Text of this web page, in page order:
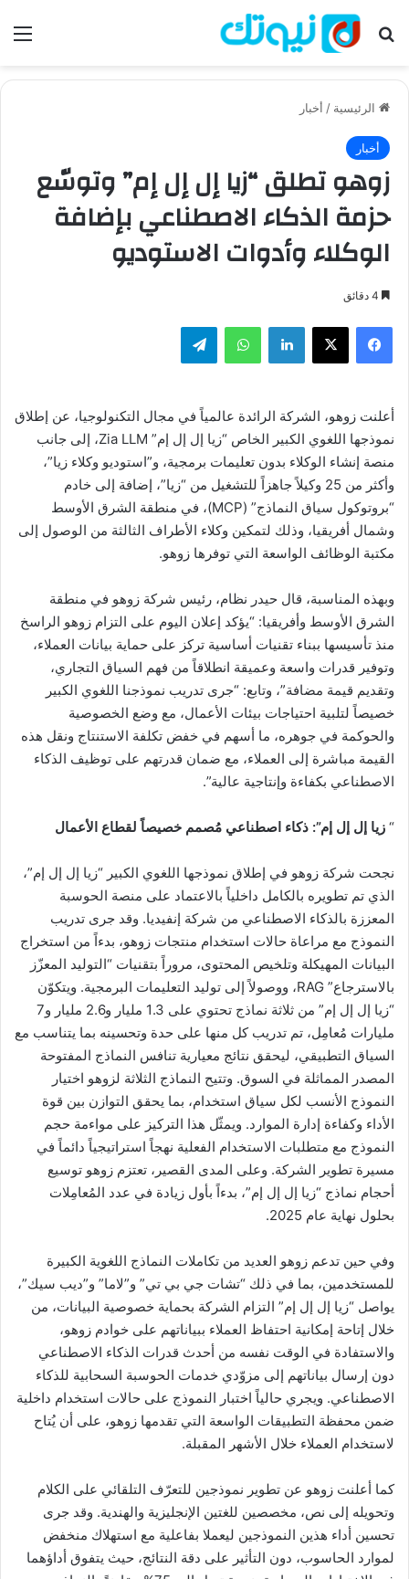
بحث عن
الرئيسية / أخبار
أخبار
زوهو تطلق “زيا إل إل إم” وتوسّع
حزمة الذكاء الاصطناعي بإضافة
الوكلاء وأدوات الاستوديو
فيسبوك ‫X لينكدإن واتساب تيلقرام
أعلنت زوهو، الشركة الرائدة عالمياً في مجال التكنولوجيا، عن إطلاق
نموذجها اللغوي الكبير الخاص “زيا إل إل إم” Zia LLM، إلى جانب
منصة إنشاء الوكلاء بدون تعليمات برمجية، و”استوديو وكلاء زيا”،
وأكثر من 25 وكيلاً جاهزاً للتشغيل من “زيا”، إضافة إلى خادم
“بروتوكول سياق النماذج” (MCP)، في منطقة الشرق الأوسط
وشمال أفريقيا، وذلك لتمكين وكلاء الأطراف الثالثة من الوصول إلى
مكتبة الوظائف الواسعة التي توفرها زوهو.
وبهذه المناسبة، قال حيدر نظام، رئيس شركة زوهو في منطقة
الشرق الأوسط وأفريقيا: “يؤكد إعلان اليوم على التزام زوهو الراسخ
منذ تأسيسها ببناء تقنيات أساسية تركز على حماية بيانات العملاء،
وتوفير قدرات واسعة وعميقة انطلاقاً من فهم السياق التجاري،
وتقديم قيمة مضافة”، وتابع: “جرى تدريب نموذجنا اللغوي الكبير
خصيصاً لتلبية احتياجات بيئات الأعمال، مع وضع الخصوصية
والحوكمة في جوهره، ما أسهم في خفض تكلفة الاستنتاج ونقل هذه
القيمة مباشرة إلى العملاء، مع ضمان قدرتهم على توظيف الذكاء
الاصطناعي بكفاءة وإنتاجية عالية”.
“ زيا إل إل إم”: ذكاء اصطناعي مُصمم خصيصاً لقطاع الأعمال
نجحت شركة زوهو في إطلاق نموذجها اللغوي الكبير “زيا إل إل إم”،
الذي تم تطويره بالكامل داخلياً بالاعتماد على منصة الحوسبة
المعززة بالذكاء الاصطناعي من شركة إنفيديا. وقد جرى تدريب
النموذج مع مراعاة حالات استخدام منتجات زوهو، بدءاً من استخراج
البيانات المهيكلة وتلخيص المحتوى، مروراً بتقنيات “التوليد المعزّز
بالاسترجاع” RAG، ووصولاً إلى توليد التعليمات البرمجية. ويتكوّن
“زيا إل إل إم” من ثلاثة نماذج تحتوي على 1.3 مليار و2.6 مليار و7
مليارات مُعامِل، تم تدريب كل منها على حدة وتحسينه بما يتناسب مع
السياق التطبيقي، ليحقق نتائج معيارية تنافس النماذج المفتوحة
المصدر المماثلة في السوق. وتتيح النماذج الثلاثة لزوهو اختيار
النموذج الأنسب لكل سياق استخدام، بما يحقق التوازن بين قوة
الأداء وكفاءة إدارة الموارد. ويمثّل هذا التركيز على مواءمة حجم
النموذج مع متطلبات الاستخدام الفعلية نهجاً استراتيجياً دائماً في
مسيرة تطوير الشركة. وعلى المدى القصير، تعتزم زوهو توسيع
أحجام نماذج “زيا إل إل إم”، بدءاً بأول زيادة في عدد المُعامِلات
بحلول نهاية عام 2025.
وفي حين تدعم زوهو العديد من تكاملات النماذج اللغوية الكبيرة
للمستخدمين، بما في ذلك “تشات جي بي تي” و”لاما” و”ديب سيك”،
يواصل “زيا إل إل إم” التزام الشركة بحماية خصوصية البيانات، من
خلال إتاحة إمكانية احتفاظ العملاء ببياناتهم على خوادم زوهو،
والاستفادة في الوقت نفسه من أحدث قدرات الذكاء الاصطناعي
دون إرسال بياناتهم إلى مزوّدي خدمات الحوسبة السحابية للذكاء
الاصطناعي. ويجري حالياً اختبار النموذج على حالات استخدام داخلية
ضمن محفظة التطبيقات الواسعة التي تقدمها زوهو، على أن يُتاح
لاستخدام العملاء خلال الأشهر المقبلة.
كما أعلنت زوهو عن تطوير نموذجين للتعرّف التلقائي على الكلام
وتحويله إلى نص، مخصصين للغتين الإنجليزية والهندية. وقد جرى
تحسين أداء هذين النموذجين ليعملا بفاعلية مع استهلاك منخفض
لموارد الحاسوب، دون التأثير على دقة النتائج، حيث يتفوق أداؤهما